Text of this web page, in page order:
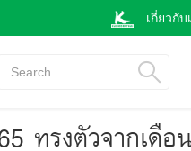
เกี่ยวกับ
Search...